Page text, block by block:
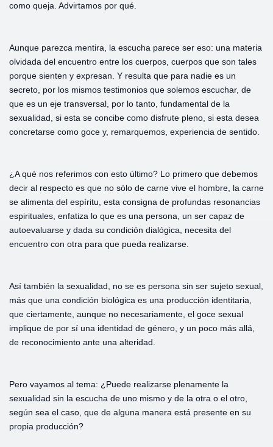
como queja. Advirtamos por qué.
Aunque parezca mentira, la escucha parece ser eso: una materia
olvidada del encuentro entre los cuerpos, cuerpos que son tales
porque sienten y expresan. Y resulta que para nadie es un
secreto, por los mismos testimonios que solemos escuchar, de
que es un eje transversal, por lo tanto, fundamental de la
sexualidad, si esta se concibe como disfrute pleno, si esta desea
concretarse como goce y, remarquemos, experiencia de sentido.
¿A qué nos referimos con esto último? Lo primero que debemos
decir al respecto es que no sólo de carne vive el hombre, la carne
se alimenta del espíritu, esta consigna de profundas resonancias
espirituales, enfatiza lo que es una persona, un ser capaz de
autoevaluarse y dada su condición dialógica, necesita del
encuentro con otra para que pueda realizarse.
Así también la sexualidad, no se es persona sin ser sujeto sexual,
más que una condición biológica es una producción identitaria,
que ciertamente, aunque no necesariamente, el goce sexual
implique de por sí una identidad de género, y un poco más allá,
de reconocimiento ante una alteridad.
Pero vayamos al tema: ¿Puede realizarse plenamente la
sexualidad sin la escucha de uno mismo y de la otra o el otro,
según sea el caso, que de alguna manera está presente en su
propia producción?